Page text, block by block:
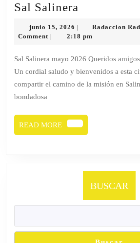
Sal Salinera
junio 15, 2026 junio
15,
Radaccion
Comment
2:18 pm
Sal Salinera mayo 2026 Queridos amigos, queridas amigas,
Un cordial saludo y bienvenidos a esta
compartir el camino de la misión en
bondadosa
READ MORE
READ
MORE
BUSCAR